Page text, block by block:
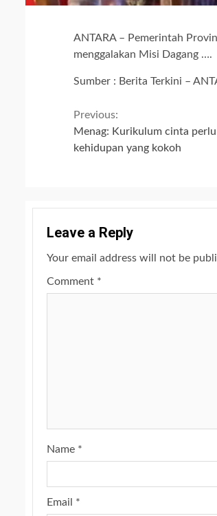
ANTARA – Pemerintah
menggalakan Misi Dagang ….
Sumber : Berita Terkini –
Continue
Reading
Previous:
Menag: Kurikulum cinta
kehidupan yang kokoh
Leave a Reply
Your email address will not be
Comment *
Name *
Email *